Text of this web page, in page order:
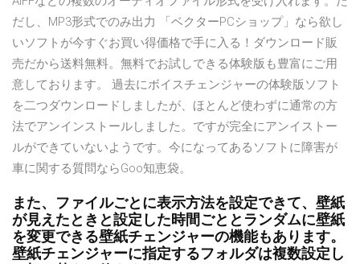
だし、MP3形式でのみ出力 「ベクターPCショップ」なら欲し
いソフトが今すぐお買い得価格で手に入る！ダウンロード販
売だから送料無料。無料でお試しできる体験版も豊富にご用
意しております。 過去にボイスチェンジャーの体験版ソフト
を二つダウンロードしましたが、ほとんど使わずに通常の方
法でアンインストールしました。ですが完全にアンイストー
ルができていないようです。今になってあるソフトに障害が
車に関する質問ならGoo知恵袋。
また、ファイルごとに表示方法を設定できて、壁紙
が見えたときと設定した時間ごととランダムに壁紙
を変更できる壁紙チェンジャーの機能もあります。
壁紙チェンジャーに指定するフォルダは複数設定し